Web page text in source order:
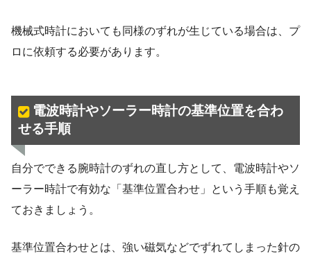
機械式時計においても同様のずれが生じている場合は、プ
ロに依頼する必要があります。
電波時計やソーラー時計の基準位置を合わ
せる手順
自分でできる腕時計のずれの直し方として、電波時計やソ
ーラー時計で有効な「基準位置合わせ」という手順も覚え
ておきましょう。
基準位置合わせとは、強い磁気などでずれてしまった針の